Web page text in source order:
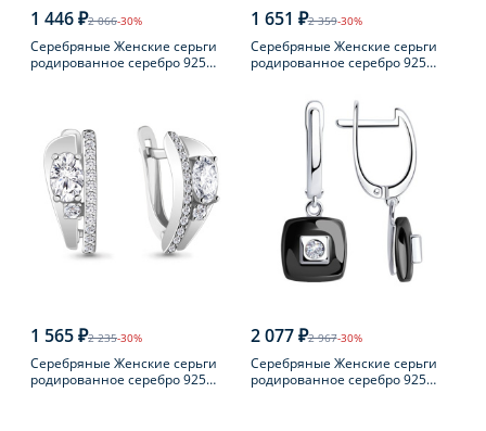
1 446 ₽2 066-30%
Серебряные Женские серьги
родированное серебро 925
1 651 ₽2 359-30%
Серебряные Женские серьги
родированное серебро 925
1 565 ₽2 235-30%
Серебряные Женские серьги
родированное серебро 925
2 077 ₽2 967-30%
Серебряные Женские серьги
родированное серебро 925